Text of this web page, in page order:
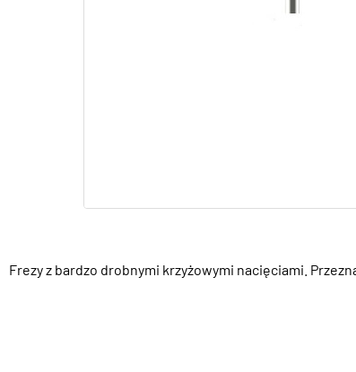
Frezy z bardzo drobnymi krzyżowymi nacięciami.